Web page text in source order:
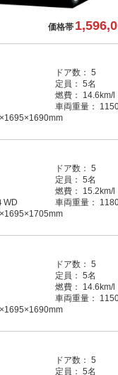
価格帯
ドア数： 5
定員： 5名
燃費：
14.6km/l
車両重量：
ドア数： 5
定員： 5名
燃費：
15.2km/l
WD 車両重量：
ドア数： 5
定員： 5名
燃費：
14.6km/l
車両重量：
ドア数： 5
定員： 5名